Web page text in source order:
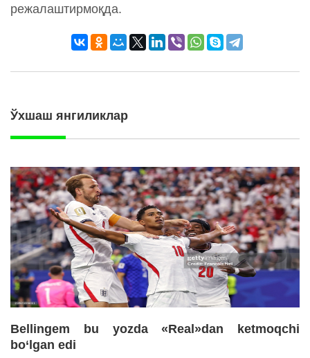
режалаштирмоқда.
Ўхшаш янгиликлар
Bellingem bu yozda «Real»dan ketmoqchi
bo‘lgan edi